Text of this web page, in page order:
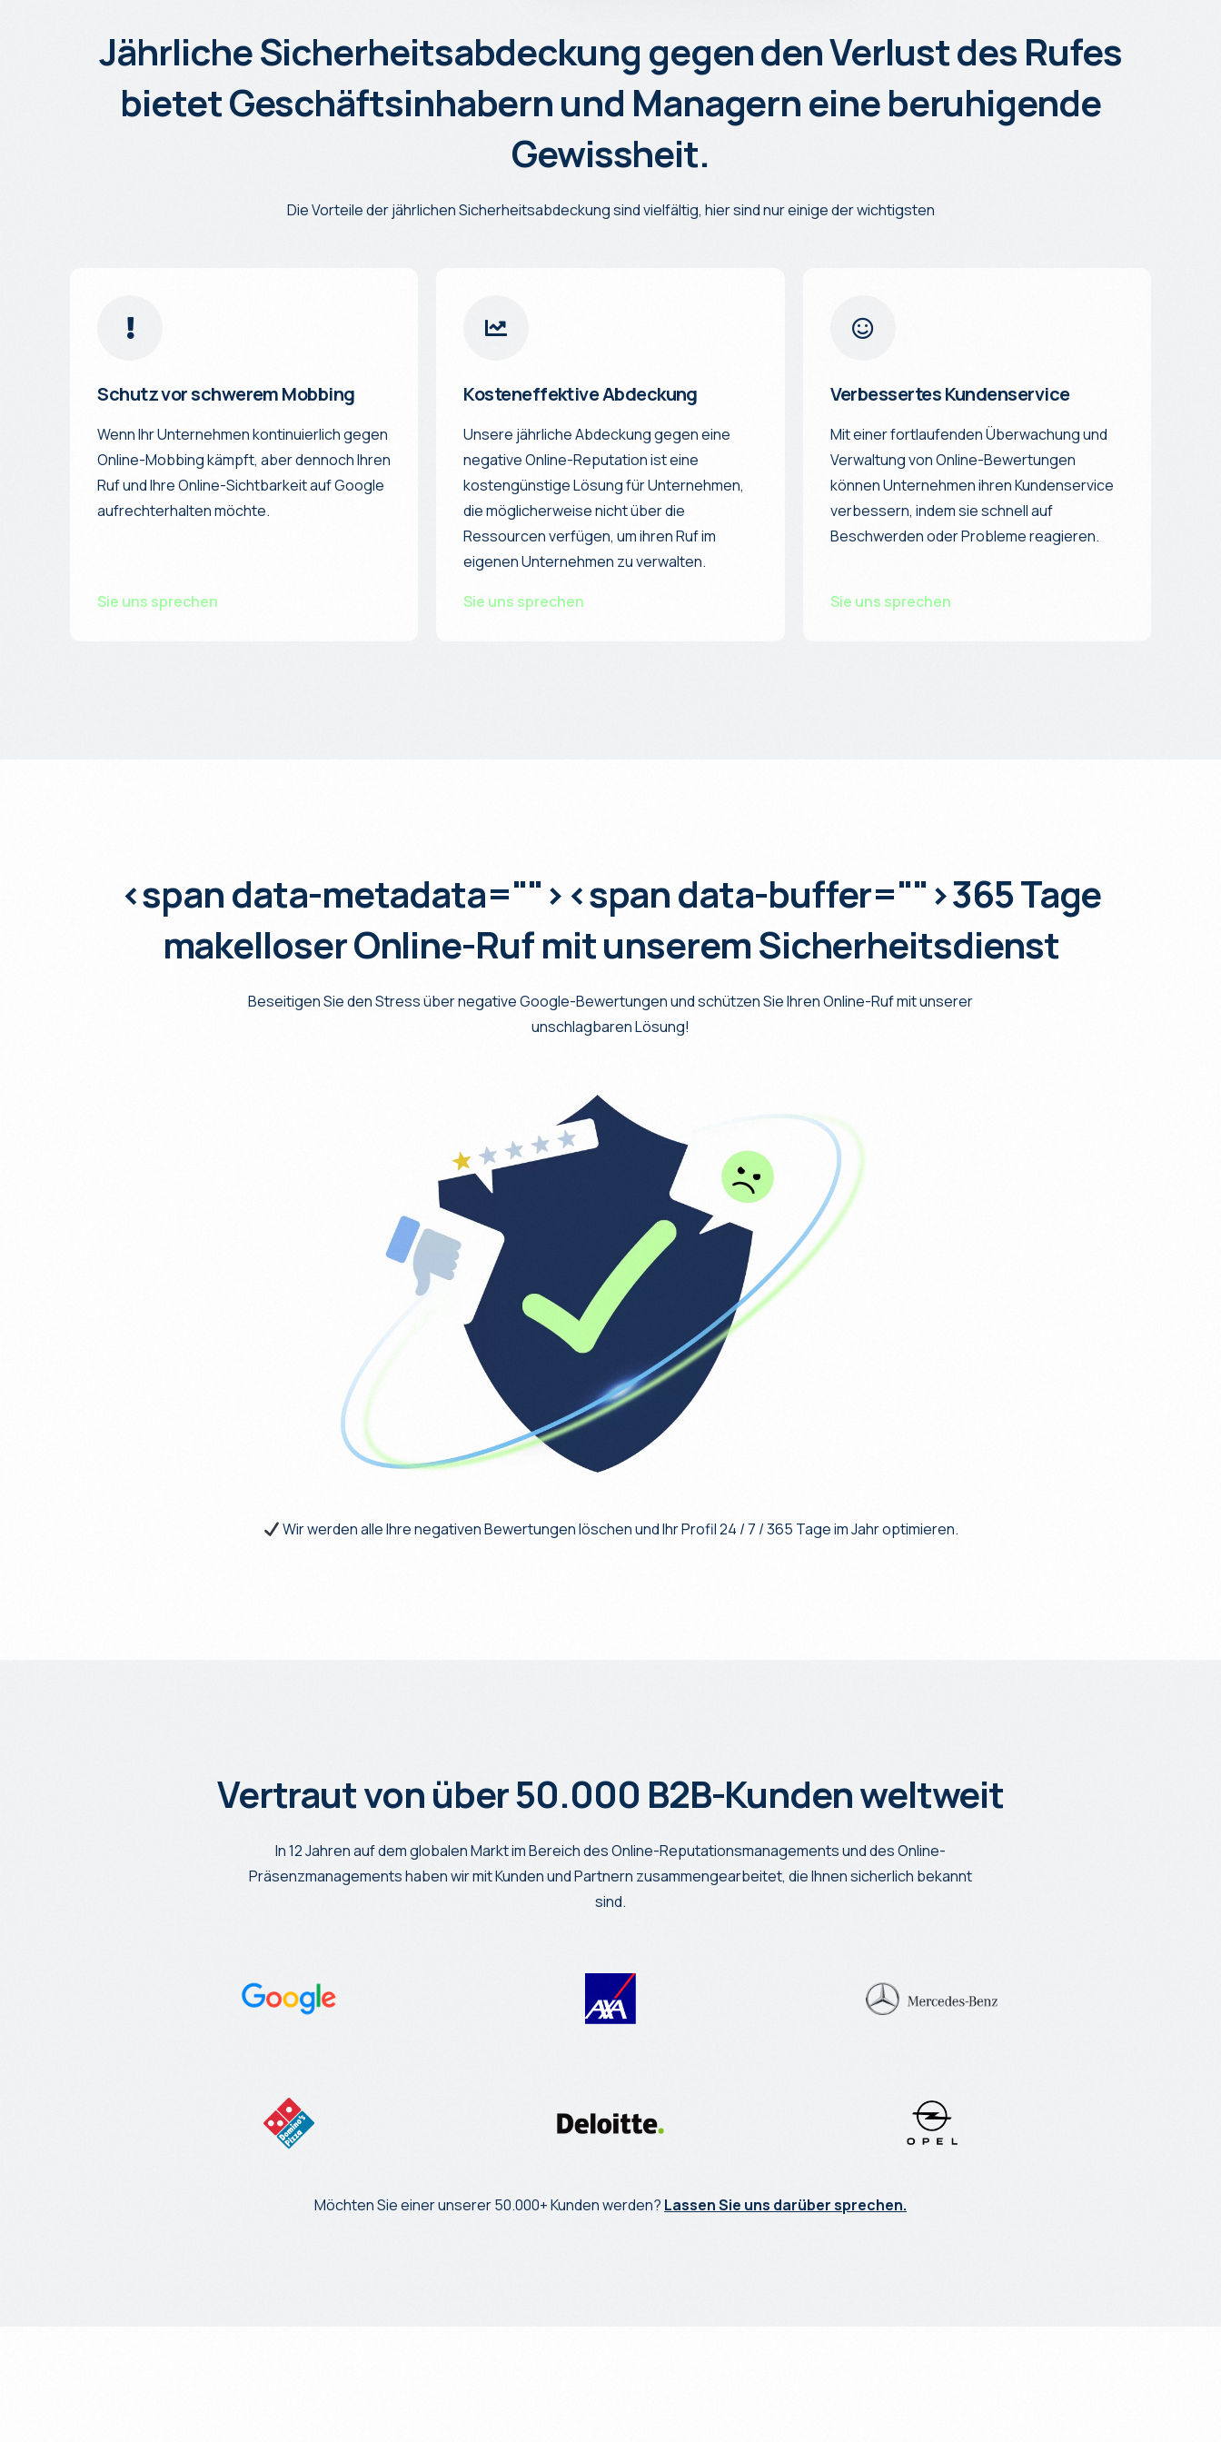
Jährliche Sicherheitsabdeckung gegen den Verlust des Rufes
bietet Geschäftsinhabern und Managern eine beruhigende
Gewissheit.
Die Vorteile der jährlichen Sicherheitsabdeckung sind vielfältig, hier sind nur einige der wichtigsten
Schutz vor schwerem Mobbing
Wenn Ihr Unternehmen kontinuierlich gegen
Online-Mobbing kämpft, aber dennoch Ihren
Ruf und Ihre Online-Sichtbarkeit auf Google
aufrechterhalten möchte.
Sie uns sprechen
Kosteneffektive Abdeckung
Unsere jährliche Abdeckung gegen eine
negative Online-Reputation ist eine
kostengünstige Lösung für Unternehmen,
die möglicherweise nicht über die
Ressourcen verfügen, um ihren Ruf im
eigenen Unternehmen zu verwalten.
Sie uns sprechen
Verbessertes Kundenservice
Mit einer fortlaufenden Überwachung und
Verwaltung von Online-Bewertungen
können Unternehmen ihren Kundenservice
verbessern, indem sie schnell auf
Beschwerden oder Probleme reagieren.
Sie uns sprechen
<span data-metadata=""><span data-buffer="">365 Tage
makelloser Online-Ruf mit unserem Sicherheitsdienst
Beseitigen Sie den Stress über negative Google-Bewertungen und schützen Sie Ihren Online-Ruf mit unserer
unschlagbaren Lösung!
Wir werden alle Ihre negativen Bewertungen löschen und Ihr Profil 24 / 7 / 365 Tage im Jahr optimieren.
Vertraut von über 50.000 B2B-Kunden weltweit
In 12 Jahren auf dem globalen Markt im Bereich des Online-Reputationsmanagements und des Online-
Präsenzmanagements haben wir mit Kunden und Partnern zusammengearbeitet, die Ihnen sicherlich bekannt
sind.
Möchten Sie einer unserer 50.000+ Kunden werden? Lassen Sie uns darüber sprechen.